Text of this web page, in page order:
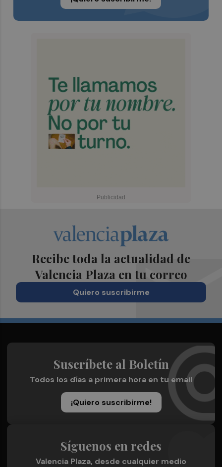
Recibe toda la actualidad de
Valencia Plaza en tu correo
Quiero suscribirme
Suscríbete al Boletín
Todos los días a primera hora en tu email
¡Quiero suscribirme!
Síguenos en redes
Valencia Plaza, desde cualquier medio